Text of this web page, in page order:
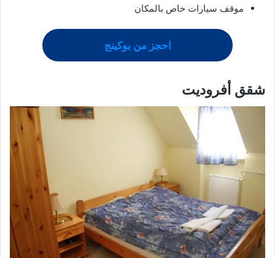
موقف سيارات خاص بالمكان
احجز من بوكينج
شقق أفروديت